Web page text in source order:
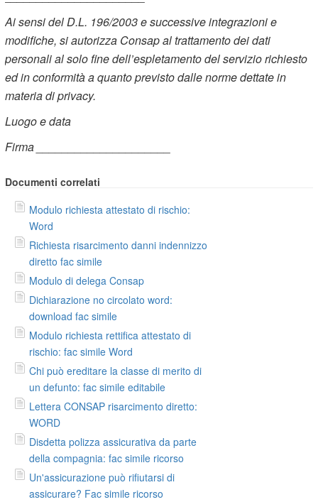
Ai sensi del D.L. 196/2003 e successive integrazioni e
modifiche, si autorizza Consap al trattamento dei dati
personali al solo fine dell’espletamento del servizio richiesto
ed in conformità a quanto previsto dalle norme dettate in
materia di privacy.
Luogo e data
Firma _____________________
Documenti correlati
Modulo richiesta attestato di rischio:
Word
Richiesta risarcimento danni indennizzo
diretto fac simile
Modulo di delega Consap
Dichiarazione no circolato word:
download fac simile
Modulo richiesta rettifica attestato di
rischio: fac simile Word
Chi può ereditare la classe di merito di
un defunto: fac simile editabile
Lettera CONSAP risarcimento diretto:
WORD
Disdetta polizza assicurativa da parte
della compagnia: fac simile ricorso
Un'assicurazione può rifiutarsi di
assicurare? Fac simile ricorso